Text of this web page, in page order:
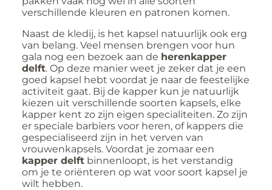
verschillende kleuren en patronen komen.
Naast de kledij, is het kapsel natuurlijk ook erg
van belang. Veel mensen brengen voor hun
gala nog een bezoek aan de herenkapper
delft. Op deze manier weet je zeker dat je een
goed kapsel hebt voordat je naar de feestelijke
activiteit gaat. Bij de kapper kun je natuurlijk
kiezen uit verschillende soorten kapsels, elke
kapper kent zo zijn eigen specialiteiten. Zo zijn
er speciale barbiers voor heren, of kappers die
gespecialiseerd zijn in het verven van
vrouwenkapsels. Voordat je zomaar een
kapper delft binnenloopt, is het verstandig
om je te oriënteren op wat voor soort kapsel je
wilt hebben.